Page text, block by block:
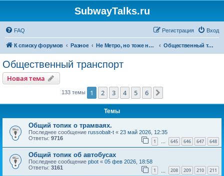
SubwayTalks.ru
FAQ Вход
Регистрация
К списку форумов Разное Не Метро, но тоже нам интересно Общественный транспорт
Общественный транспорт
Новая тема
133 темы 1 2 3 4 5 6
Темы
Общий топик о трамваях.
Последнее сообщение russobalt-t « 23 май 2026, 12:35
Ответы: 9716 1 … 645 646 647 648
Общий топик об автобусах
Последнее сообщение pbot « 05 фев 2026, 18:58
Ответы: 3161 1 208 209 210 211